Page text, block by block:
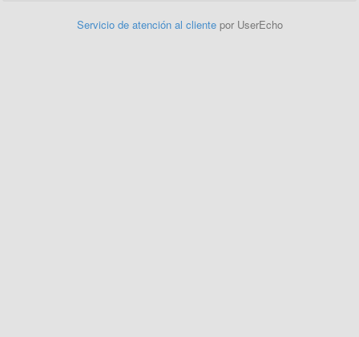
Servicio de atención al cliente por UserEcho